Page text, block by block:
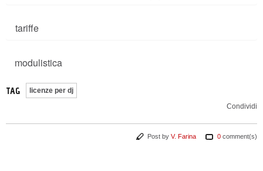
tariffe
modulistica
TAG
licenze per dj
Condividi
Post by V. Farina 0 comment(s)